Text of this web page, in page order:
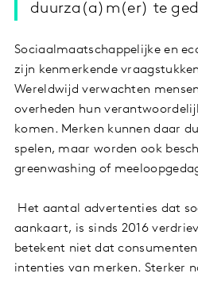
duurza(a)m(er) te
Sociaalmaatschappelijke en
zijn kenmerkende
Wereldwijd verwachten
overheden hun
komen. Merken kunnen daar
spelen, maar worden ook
greenwashing of
Het aantal advertenties dat
aankaart, is sinds 2016
betekent niet dat
intenties van merken. Sterker